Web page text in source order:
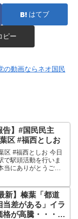
はてブ
ピー
の動画ならネオ国民
告】#国民民主
区 #福西としお
区 #福西としお 今日
で駅頭活動を行いま
にありがとうござ
新】榛葉「都道
当差がある」イラ
格が高騰・・・あ